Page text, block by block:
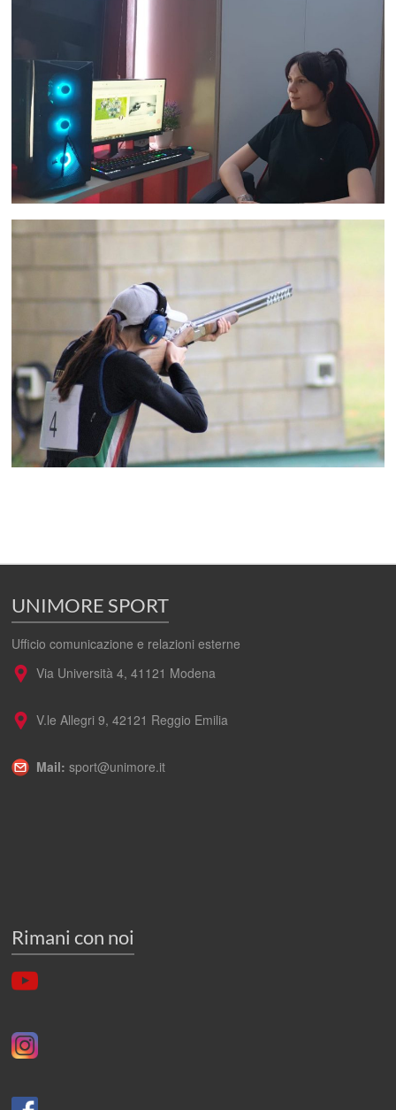
UNIMORE SPORT
Ufficio comunicazione e relazioni esterne
Via Università 4, 41121 Modena
V.le Allegri 9, 42121 Reggio Emilia
Mail:sport@unimore.it
Rimani con noi